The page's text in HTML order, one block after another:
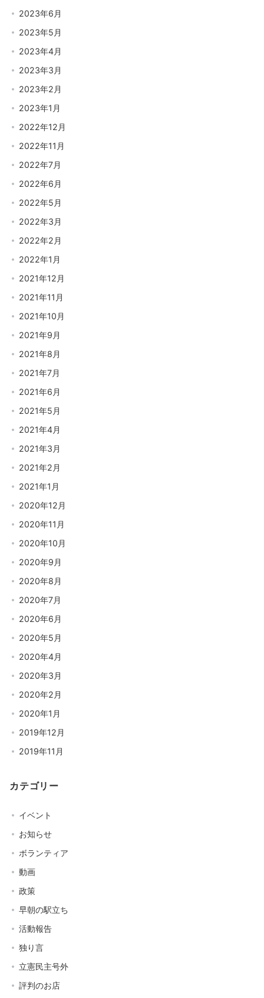
2023年6月
2023年5月
2023年4月
2023年3月
2023年2月
2023年1月
2022年12月
2022年11月
2022年7月
2022年6月
2022年5月
2022年3月
2022年2月
2022年1月
2021年12月
2021年11月
2021年10月
2021年9月
2021年8月
2021年7月
2021年6月
2021年5月
2021年4月
2021年3月
2021年2月
2021年1月
2020年12月
2020年11月
2020年10月
2020年9月
2020年8月
2020年7月
2020年6月
2020年5月
2020年4月
2020年3月
2020年2月
2020年1月
2019年12月
2019年11月
カテゴリー
イベント
お知らせ
ボランティア
動画
政策
早朝の駅立ち
活動報告
独り言
立憲民主号外
評判のお店